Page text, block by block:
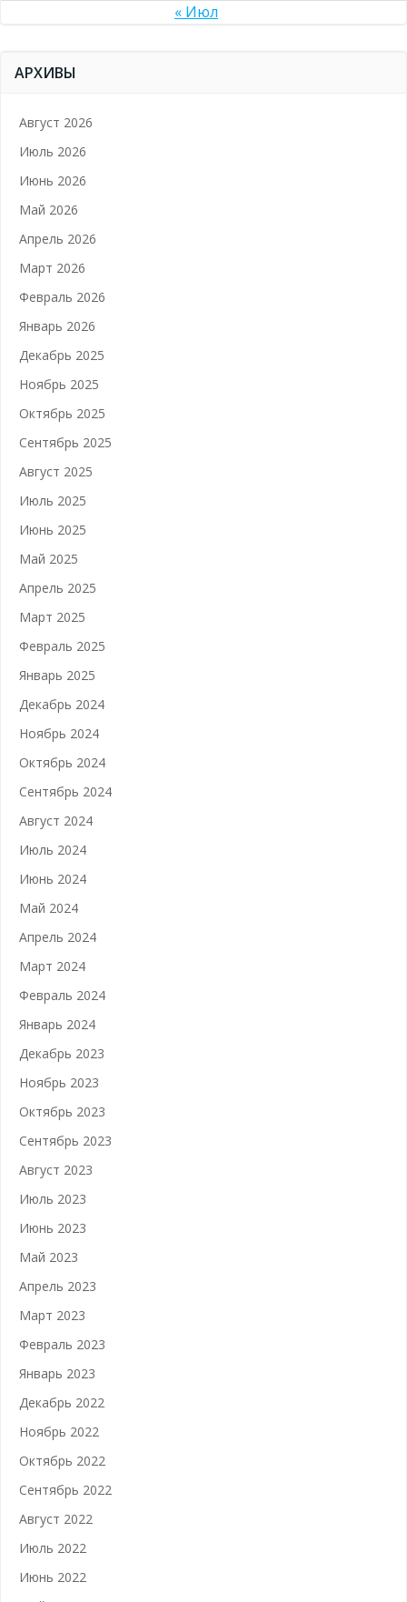
« Июл
АРХИВЫ
Август 2026
Июль 2026
Июнь 2026
Май 2026
Апрель 2026
Март 2026
Февраль 2026
Январь 2026
Декабрь 2025
Ноябрь 2025
Октябрь 2025
Сентябрь 2025
Август 2025
Июль 2025
Июнь 2025
Май 2025
Апрель 2025
Март 2025
Февраль 2025
Январь 2025
Декабрь 2024
Ноябрь 2024
Октябрь 2024
Сентябрь 2024
Август 2024
Июль 2024
Июнь 2024
Май 2024
Апрель 2024
Март 2024
Февраль 2024
Январь 2024
Декабрь 2023
Ноябрь 2023
Октябрь 2023
Сентябрь 2023
Август 2023
Июль 2023
Июнь 2023
Май 2023
Апрель 2023
Март 2023
Февраль 2023
Январь 2023
Декабрь 2022
Ноябрь 2022
Октябрь 2022
Сентябрь 2022
Август 2022
Июль 2022
Июнь 2022